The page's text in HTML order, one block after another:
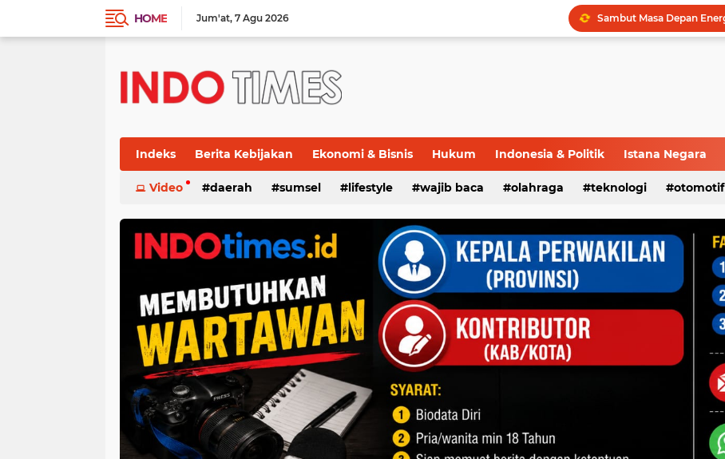
HOME Jum'at 7 Agu 2026
Indeks Berita Kebijakan Ekonomi & Bisnis Hukum Indonesia & Politik Istana Negara
Video daerah sumsel lifestyle wajib baca olahraga teknologi otomotif